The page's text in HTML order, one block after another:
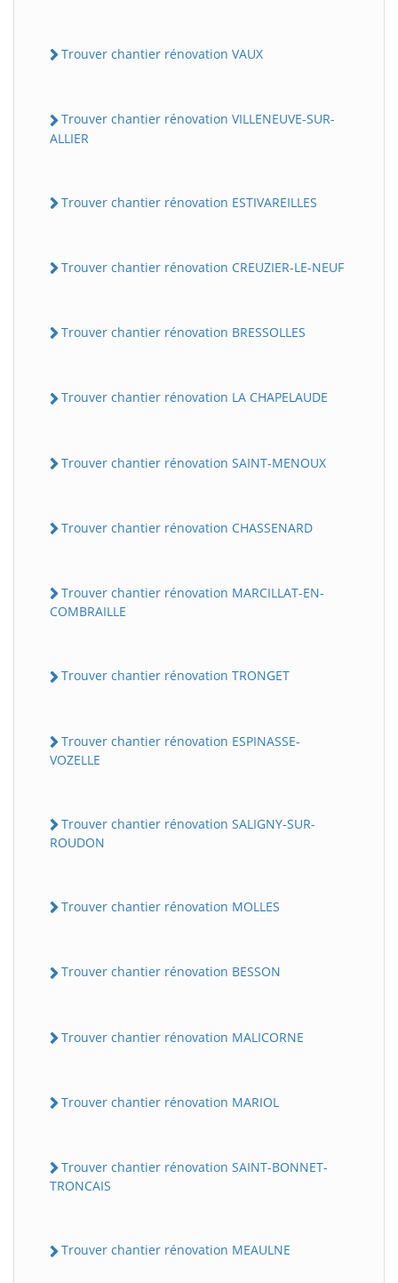
Trouver chantier rénovation VAUX
Trouver chantier rénovation VILLENEUVE-SUR-
ALLIER
Trouver chantier rénovation ESTIVAREILLES
Trouver chantier rénovation CREUZIER-LE-NEUF
Trouver chantier rénovation BRESSOLLES
Trouver chantier rénovation LA CHAPELAUDE
Trouver chantier rénovation SAINT-MENOUX
Trouver chantier rénovation CHASSENARD
Trouver chantier rénovation MARCILLAT-EN-
COMBRAILLE
Trouver chantier rénovation TRONGET
Trouver chantier rénovation ESPINASSE-
VOZELLE
Trouver chantier rénovation SALIGNY-SUR-
ROUDON
Trouver chantier rénovation MOLLES
Trouver chantier rénovation BESSON
Trouver chantier rénovation MALICORNE
Trouver chantier rénovation MARIOL
Trouver chantier rénovation SAINT-BONNET-
TRONCAIS
Trouver chantier rénovation MEAULNE